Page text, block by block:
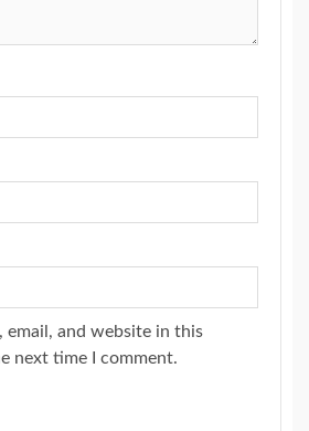
email, and website in this
next time I comment.